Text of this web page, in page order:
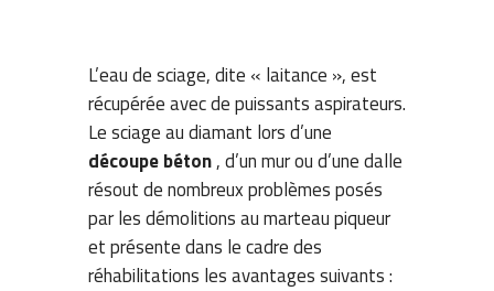
L’eau de sciage, dite « laitance », est
récupérée avec de puissants aspirateurs.
Le sciage au diamant lors d’une
découpe béton, d’un mur ou d’une dalle
résout de nombreux problèmes posés
par les démolitions au marteau piqueur
et présente dans le cadre des
réhabilitations les avantages suivants :